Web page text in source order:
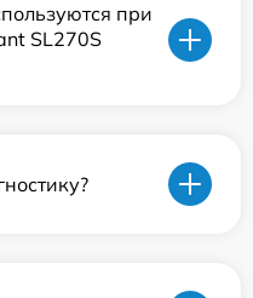
при
SL270S